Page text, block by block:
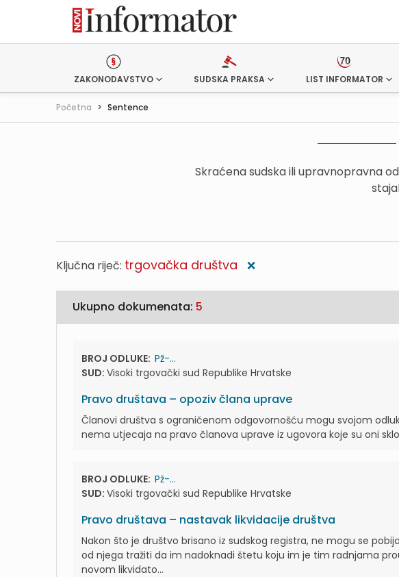
ZAKONODAVSTVO SUDSKA PRAKSA LIST INFORMATOR
Početna > Sentence
Skraćena sudska ili upravnopravna
Ključna riječ: trgovačka društva ❌
Ukupno dokumenata: 5
BROJ ODLUKE: Pž-...
SUD: Visoki trgovački sud Republike Hrvatske
Pravo društava – opoziv člana uprave
Članovi društva s ograničenom odgovornošću mogu svojom
nema utjecaja na pravo članova uprave iz ugovora koje su oni
BROJ ODLUKE: Pž-...
SUD: Visoki trgovački sud Republike Hrvatske
Pravo društava – nastavak likvidacije društva
Nakon što je društvo brisano iz sudskog registra, ne mogu se
od njega tražiti da im nadoknadi štetu koju im je tim radnjama
novom likvidato...